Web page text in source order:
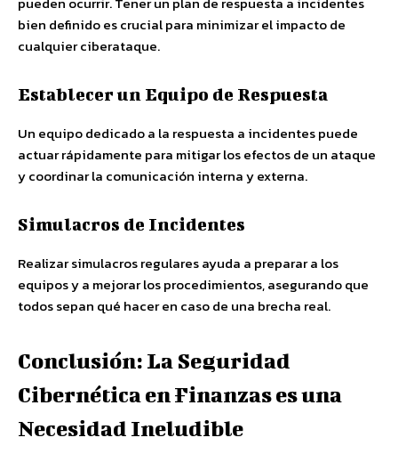
bien definido es crucial para minimizar el impacto de
cualquier ciberataque.
Establecer un Equipo de Respuesta
Un equipo dedicado a la respuesta a incidentes puede
actuar rápidamente para mitigar los efectos de un ataque
y coordinar la comunicación interna y externa.
Simulacros de Incidentes
Realizar simulacros regulares ayuda a preparar a los
equipos y a mejorar los procedimientos, asegurando que
todos sepan qué hacer en caso de una brecha real.
Conclusión: La Seguridad
Cibernética en Finanzas es una
Necesidad Ineludible